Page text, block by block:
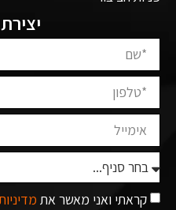
קראתי ואני מאשר את